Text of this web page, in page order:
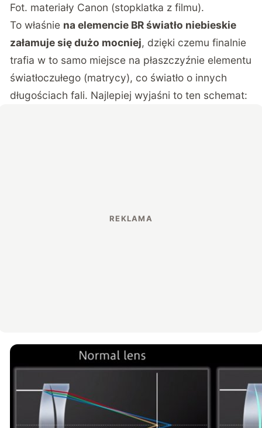
Fot. materiały Canon (stopklatka z filmu).
To właśnie na elemencie BR światło niebieskie
załamuje się dużo mocniej, dzięki czemu finalnie
trafia w to samo miejsce na płaszczyźnie elementu
światłoczułego (matrycy), co światło o innych
długościach fali. Najlepiej wyjaśni to ten schemat: